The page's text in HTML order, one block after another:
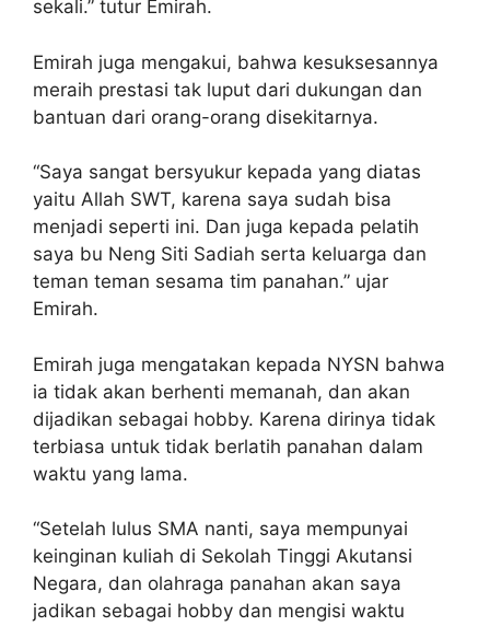
sekali.” tutur Emirah.
Emirah juga mengakui, bahwa kesuksesannya
meraih prestasi tak luput dari dukungan dan
bantuan dari orang-orang disekitarnya.
“Saya sangat bersyukur kepada yang diatas
yaitu Allah SWT, karena saya sudah bisa
menjadi seperti ini. Dan juga kepada pelatih
saya bu Neng Siti Sadiah serta keluarga dan
teman teman sesama tim panahan.” ujar
Emirah.
Emirah juga mengatakan kepada NYSN bahwa
ia tidak akan berhenti memanah, dan akan
dijadikan sebagai hobby. Karena dirinya tidak
terbiasa untuk tidak berlatih panahan dalam
waktu yang lama.
“Setelah lulus SMA nanti, saya mempunyai
keinginan kuliah di Sekolah Tinggi Akutansi
Negara, dan olahraga panahan akan saya
jadikan sebagai hobby dan mengisi waktu